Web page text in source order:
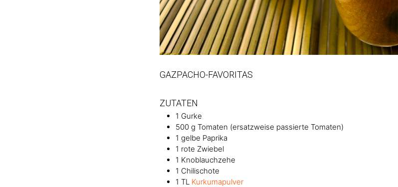
GAZPACHO-FAVORITAS
ZUTATEN
1 Gurke
500 g Tomaten (ersatzweise passierte Tomaten)
1 gelbe Paprika
1 rote Zwiebel
1 Knoblauchzehe
1 Chilischote
1 TL Kurkumapulver